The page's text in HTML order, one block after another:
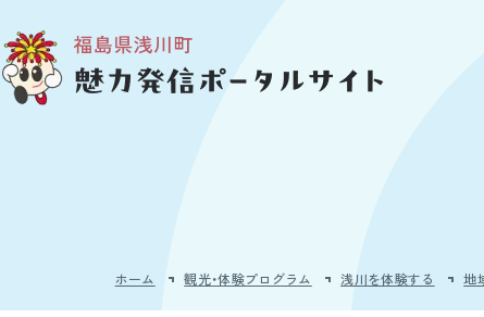
メインコンテンツへスキップ
ホーム 観光・体験プログラム 浅川を体験する 地